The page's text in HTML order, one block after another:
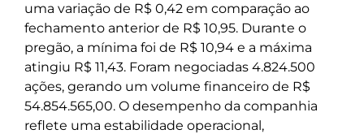
uma variação de R$ 0,42 em comparação ao
fechamento anterior de R$ 10,95. Durante o
pregão, a mínima foi de R$ 10,94 e a máxima
atingiu R$ 11,43. Foram negociadas 4.824.500
ações, gerando um volume financeiro de R$
54.854.565,00. O desempenho da companhia
reflete uma estabilidade operacional,